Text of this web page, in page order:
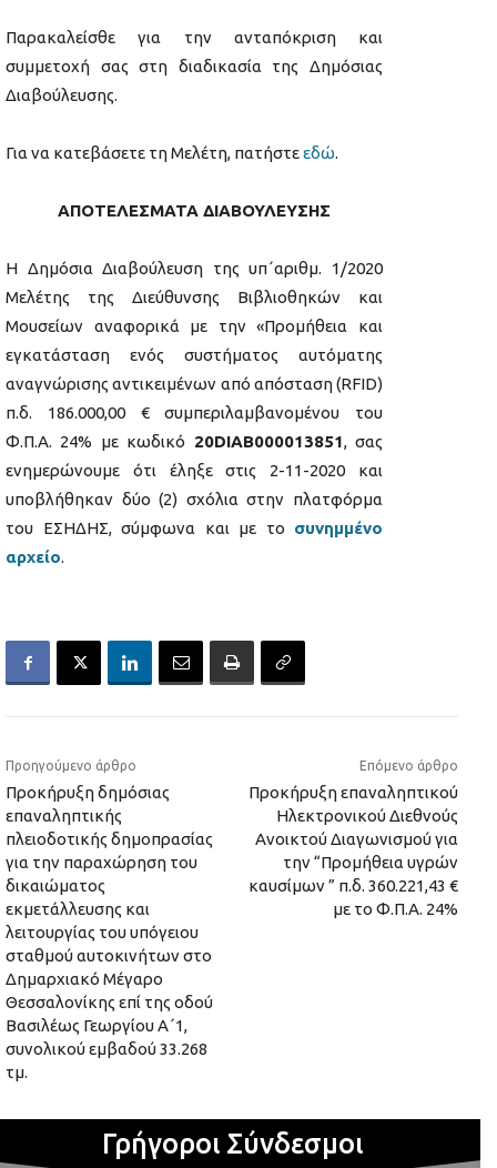
Παρακαλείσθε για την ανταπόκριση και
συμμετοχή σας στη διαδικασία της Δημόσιας
Διαβούλευσης.
Για να κατεβάσετε τη Μελέτη, πατήστεεδώ.
ΑΠΟΤΕΛΕΣΜΑΤΑ ΔΙΑΒΟΥΛΕΥΣΗΣ
Η Δημόσια Διαβούλευση της υπ΄αριθμ. 1/2020
Μελέτης της Διεύθυνσης Βιβλιοθηκών και
Μουσείων αναφορικά με την «Προμήθεια και
εγκατάσταση ενός συστήματος αυτόματης
αναγνώρισης αντικειμένων από απόσταση (RFID)
π.δ. 186.000,00 € συμπεριλαμβανομένου του
Φ.Π.Α. 24% με κωδικό 20DIAB000013851, σας
ενημερώνουμε ότι έληξε στις 2-11-2020 και
υποβλήθηκαν δύο (2) σχόλια στην πλατφόρμα
του ΕΣΗΔΗΣ, σύμφωνα και με το συνημμένο
αρχείο.
Προηγούμενο άρθρο
Προκήρυξη δημόσιας
επαναληπτικής
πλειοδοτικής δημοπρασίας
για την παραχώρηση του
δικαιώματος
εκμετάλλευσης και
λειτουργίας του υπόγειου
σταθμού αυτοκινήτων στο
Δημαρχιακό Μέγαρο
Θεσσαλονίκης επί της οδού
Βασιλέως Γεωργίου Α΄1,
συνολικού εμβαδού 33.268
τμ.
Επόμενο άρθρο
Προκήρυξη επαναληπτικού
Ηλεκτρονικού Διεθνούς
Ανοικτού Διαγωνισμού για
την “Προμήθεια υγρών
καυσίμων ” π.δ. 360.221,43 €
με το Φ.Π.Α. 24%
Γρήγοροι Σύνδεσμοι